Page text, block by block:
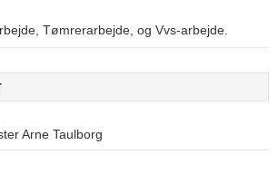
Tømrerarbejde, og Vvs-arbejde.
Arne Taulborg